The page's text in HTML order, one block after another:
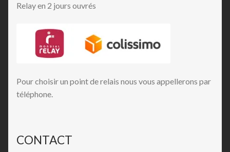
Relay en 2 jours ouvrés
Pour choisir un point de relais nous vous appellerons par
téléphone.
CONTACT